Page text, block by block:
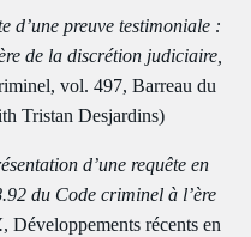
d’une preuve testimoniale :
de la discrétion judiciaire,
vol. 497, Barreau du
Tristan Desjardins)
d’une requête en
du Code criminel à l’ère
, Développements récents en